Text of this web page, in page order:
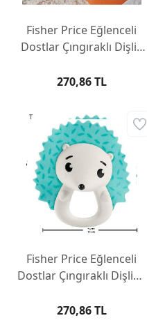
Fisher Price Eğlenceli
Dostlar Çıngıraklı Dişlik
270,86 TL
Fisher Price Eğlenceli
Dostlar Çıngıraklı Dişlik -
270,86 TL